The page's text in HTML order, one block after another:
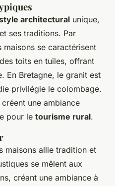
architectural unique,
ses traditions. Par
se caractérisent
toits en tuiles, offrant
En Bretagne, le granit est
privilégie le colombage.
une ambiance
pour le tourisme rural.
maisons allie tradition et
se mêlent aux
créant une ambiance à